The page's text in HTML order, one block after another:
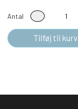
Antal
Tilføj til kurv